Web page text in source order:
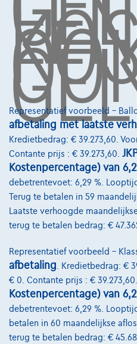
Representatief voorbeeld –
afbetaling met laatste
Kredietbedrag: € 39.273,60.
Contante prijs : € 39.273,60.
Kostenpercentage) van
debetrentevoet: 6,29 %.
Terug te betalen in 59
Laatste verhoogde
terug te betalen bedrag: €
Representatief voorbeeld –
afbetaling. Kredietbedrag: €
€ 0. Contante prijs : € 39.273,60.
Kostenpercentage) van
debetrentevoet: 6,29 %.
betalen in 60 maandelijkse
terug te betalen bedrag: €
Financiering
Autoverzekering
Lease en persoonlijke lease
Over Ons
Word klant
Wie zijn we
Kwaliteitscharter
Onze dealers
Onze partners
Contact
@2024 TCS Mobility SA/NV
Algemene Voorwaarden